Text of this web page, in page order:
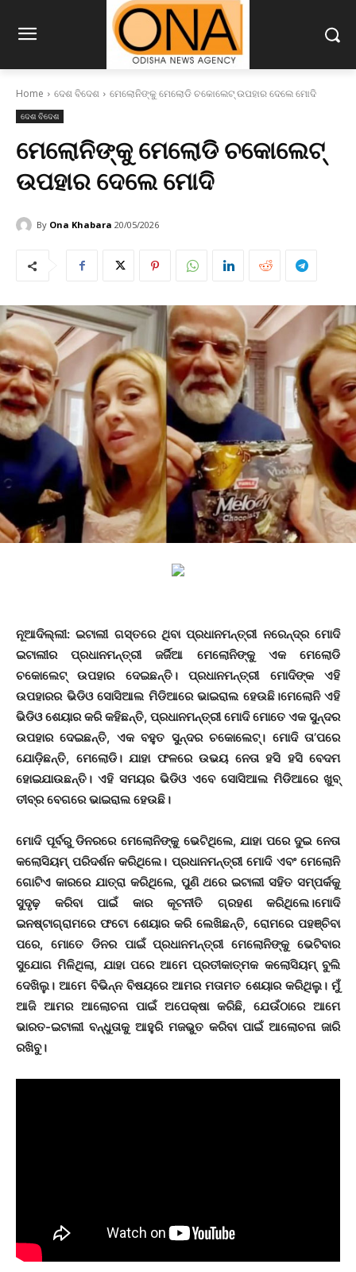
Home ଦେଶ ବିଦେଶ ମେଲୋନିଙ୍କୁ ମେଲୋଡି ଚକୋଲେଟ୍‌ ଉପହାର ଦେଲେ ମୋଦି
ଦେଶ ବିଦେଶ
ମେଲୋନିଙ୍କୁ ମେଲୋଡି ଚକୋଲେଟ୍‌
ଉପହାର ଦେଲେ ମୋଦି
By Ona Khabara 20/05/2026
ନୂଆଦିଲ୍ଲୀ: ଇଟାଲୀ ଗସ୍ତରେ ଥିବା ପ୍ରଧାନମନ୍ତ୍ରୀ ନରେନ୍ଦ୍ର ମୋଦି
ଇଟାଲୀର ପ୍ରଧାନମନ୍ତ୍ରୀ ଜର୍ଜିଆ ମେଲୋନିଙ୍କୁ ଏକ ମେଲୋଡି
ଚକୋଲେଟ୍‌ ଉପହାର ଦେଇଛନ୍ତି। ପ୍ରଧାନମନ୍ତ୍ରୀ ମୋଦିଙ୍କ ଏହି
ଉପହାରର ଭିଡିଓ ସୋସିଆଲ ମିଡିଆରେ ଭାଇରାଲ ହେଉଛି।ମେଲୋନି ଏହି
ଭିଡିଓ ଶେୟାର କରି କହିଛନ୍ତି, ପ୍ରଧାନମନ୍ତ୍ରୀ ମୋଦି ମୋତେ ଏକ ସୁନ୍ଦର
ଉପହାର ଦେଇଛନ୍ତି, ଏକ ବହୁତ ସୁନ୍ଦର ଚକୋଲେଟ୍‌। ମୋଦି ତା’ପରେ
ଯୋଡ଼ିଛନ୍ତି, ମେଲୋଡି। ଯାହା ଫଳରେ ଉଭୟ ନେତା ହସି ହସି ବେଦମ
ହୋଇଯାଉଛନ୍ତି। ଏହି ସମୟର ଭିଡିଓ ଏବେ ସୋସିଆଲ ମିଡିଆରେ ଖୁବ୍‌
ତୀବ୍ର ବେଗରେ ଭାଇରାଲ ହେଉଛି।
ମୋଦି ପୂର୍ବରୁ ଡିନରରେ ମେଲୋନିଙ୍କୁ ଭେଟିଥିଲେ, ଯାହା ପରେ ଦୁଇ ନେତା
କଲୋସିୟମ୍ ପରିଦର୍ଶନ କରିଥିଲେ। ପ୍ରଧାନମନ୍ତ୍ରୀ ମୋଦି ଏବଂ ମେଲୋନି
ଗୋଟିଏ କାରରେ ଯାତ୍ରା କରିଥିଲେ, ପୁଣି ଥରେ ଇଟାଲୀ ସହିତ ସମ୍ପର୍କକୁ
ସୁଦୃଢ଼ ​​କରିବା ପାଇଁ କାର କୂଟନୀତି ଗ୍ରହଣ କରିଥିଲେ।ମୋଦି
ଇନଷ୍ଟାଗ୍ରାମରେ ଫଟୋ ଶେୟାର କରି ଲେଖିଛନ୍ତି, ରୋମରେ ପହଞ୍ଚିବା
ପରେ, ମୋତେ ଡିନର ପାଇଁ ପ୍ରଧାନମନ୍ତ୍ରୀ ମେଲୋନିଙ୍କୁ ଭେଟିବାର
ସୁଯୋଗ ମିଳିଥିଲା, ଯାହା ପରେ ଆମେ ପ୍ରତୀକାତ୍ମକ କଲୋସିୟମ୍ ବୁଲି
ଦେଖିଲୁ। ଆମେ ବିଭିନ୍ନ ବିଷୟରେ ଆମର ମତାମତ ଶେୟାର କରିଥିଲୁ। ମୁଁ
ଆଜି ଆମର ଆଲୋଚନା ପାଇଁ ଅପେକ୍ଷା କରିଛି, ଯେଉଁଠାରେ ଆମେ
ଭାରତ-ଇଟାଲୀ ବନ୍ଧୁତାକୁ ଆହୁରି ମଜଭୁତ କରିବା ପାଇଁ ଆଲୋଚନା ଜାରି
ରଖିବୁ।